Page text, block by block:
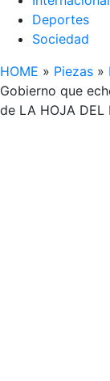
Deportes
Sociedad
HOME » Piezas »
Gobierno que
de LA HOJA DEL